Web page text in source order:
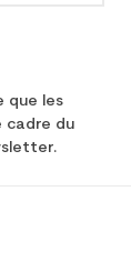
que les
cadre du